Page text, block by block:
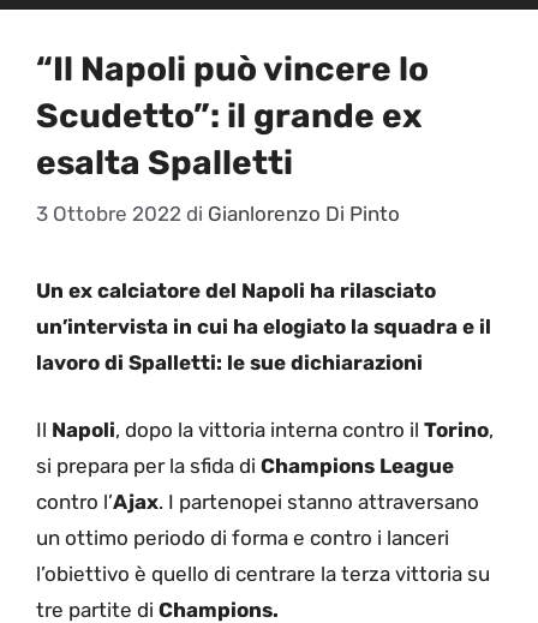
“Il Napoli può vincere lo
Scudetto”: il grande ex
esalta Spalletti
3 Ottobre 2022 di Gianlorenzo Di Pinto
Un ex calciatore del Napoli ha rilasciato
un’intervista in cui ha elogiato la squadra e il
lavoro di Spalletti: le sue dichiarazioni
Il Napoli, dopo la vittoria interna contro il Torino,
si prepara per la sfida di Champions League
contro l’Ajax. I partenopei stanno attraversano
un ottimo periodo di forma e contro i lanceri
l’obiettivo è quello di centrare la terza vittoria su
tre partite di Champions.